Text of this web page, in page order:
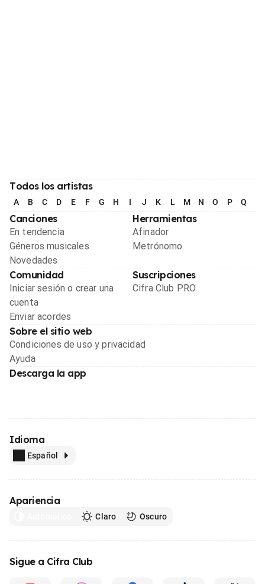
Todos los artistas
A B C D E F G H I J K L M N O P Q
Canciones
En tendencia
Géneros musicales
Novedades
Herramientas
Afinador
Metrónomo
Comunidad
Iniciar sesión o crear una
cuenta
Enviar acordes
Suscripciones
Cifra Club PRO
Sobre el sitio web
Condiciones de uso y privacidad
Ayuda
Descarga la app
Idioma
Español
Apariencia
Claro Oscuro
Sigue a Cifra Club